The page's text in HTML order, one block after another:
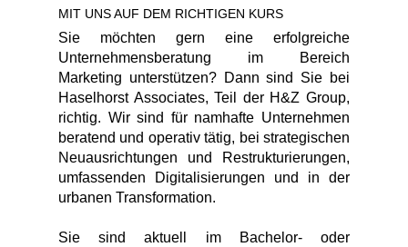
MIT UNS AUF DEM RICHTIGEN KURS
Sie möchten gern eine erfolgreiche
Unternehmensberatung im Bereich
Marketing unterstützen? Dann sind Sie bei
Haselhorst Associates, Teil der H&Z Group,
richtig. Wir sind für namhafte Unternehmen
beratend und operativ tätig, bei strategischen
Neuausrichtungen und Restrukturierungen,
umfassenden Digitalisierungen und in der
urbanen Transformation.
Sie sind aktuell im Bachelor- oder